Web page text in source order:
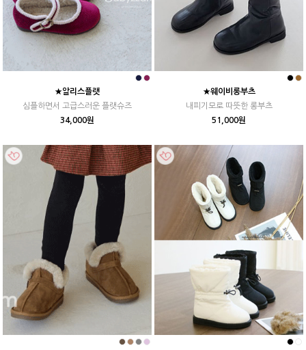
★알리스플랫
심플하면서 고급스러운 플랫슈즈
34,000원
★웨이비롱부츠
내피기모로 따뜻한 롱부츠
51,000원